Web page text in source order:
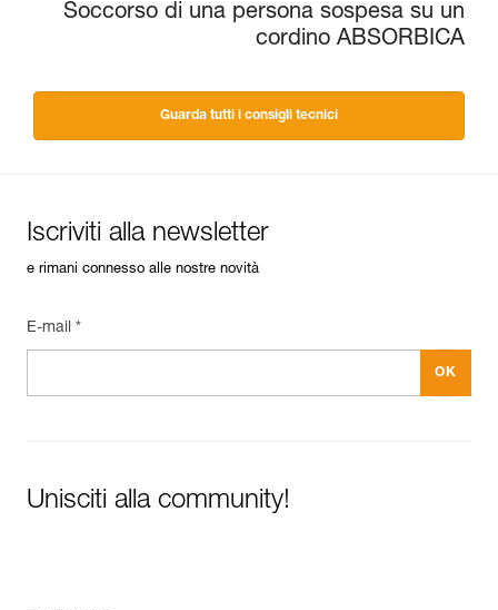
Soccorso di una persona sospesa su un
cordino ABSORBICA
Guarda tutti i consigli tecnici
Iscriviti alla newsletter
e rimani connesso alle nostre novità
E-mail *
Unisciti alla community!